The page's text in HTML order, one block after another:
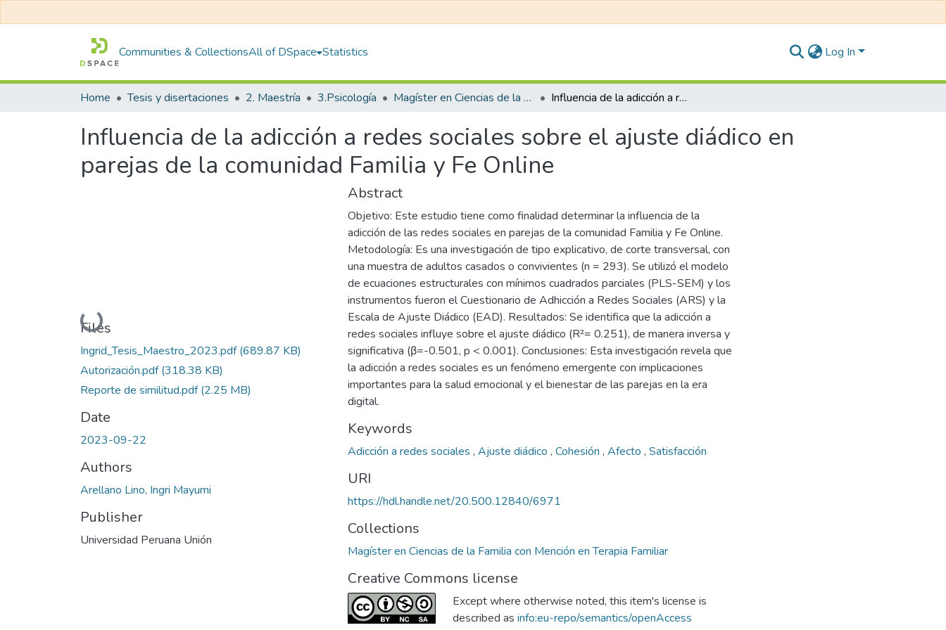
Communities & CollectionsAll of DSpace Statistics Log In
Home Tesis y disertaciones 2. Maestría 3.Psicología Magíster en Ciencias de la Familia con Mención en Terapia Familiar Influencia de la adicción a redes sociales sobre el ajuste diádico en parejas de la comunidad Familia y Fe Online
Influencia de la adicción a redes sociales sobre el ajuste diádico en
parejas de la comunidad Familia y Fe Online
Loading...
Files
Ingrid_Tesis_Maestro_2023.pdf(689.87 KB)
Autorización.pdf(318.38 KB)
Reporte de similitud.pdf(2.25 MB)
Date
2023-09-22
Authors
Arellano Lino, Ingri Mayumi
Publisher
Universidad Peruana Unión
Abstract
Objetivo: Este estudio tiene como finalidad determinar la influencia de la
adicción de las redes sociales en parejas de la comunidad Familia y Fe Online.
Metodología: Es una investigación de tipo explicativo, de corte transversal, con
una muestra de adultos casados o convivientes (n = 293). Se utilizó el modelo
de ecuaciones estructurales con mínimos cuadrados parciales (PLS-SEM) y los
instrumentos fueron el Cuestionario de Adhicción a Redes Sociales (ARS) y la
Escala de Ajuste Diádico (EAD). Resultados: Se identifica que la adicción a
redes sociales influye sobre el ajuste diádico (R²= 0.251), de manera inversa y
significativa (β=-0.501, p < 0.001). Conclusiones: Esta investigación revela que
la adicción a redes sociales es un fenómeno emergente con implicaciones
importantes para la salud emocional y el bienestar de las parejas en la era
digital.
Keywords
Adicción a redes sociales , Ajuste diádico , Cohesión , Afecto , Satisfacción
URI
https://hdl.handle.net/20.500.12840/6971
Collections
Magíster en Ciencias de la Familia con Mención en Terapia Familiar
Creative Commons license
Except where otherwise noted, this item's license is
described as info:eu-repo/semantics/openAccess